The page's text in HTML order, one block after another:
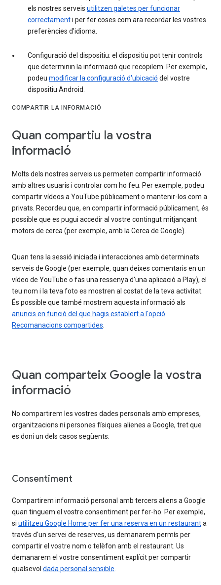
els nostres serveis utilitzen galetes per funcionar
correctamenti per fer coses com ara recordar les vostres
preferències d'idioma.
Configuració del dispositiu: el dispositiu pot tenir controls
que determinin la informació que recopilem. Per exemple,
podeu modificar la configuració d'ubicació del vostre
dispositiu Android.
COMPARTIR LA INFORMACIÓ
Quan compartiu la vostra
informació
Molts dels nostres serveis us permeten compartir informació
amb altres usuaris i controlar com ho feu. Per exemple, podeu
compartir vídeos a YouTube públicament o mantenir-los com a
privats. Recordeu que, en compartir informació públicament, és
possible que es pugui accedir al vostre contingut mitjançant
motors de cerca (per exemple, amb la Cerca de Google).
Quan tens la sessió iniciada i interacciones amb determinats
serveis de Google (per exemple, quan deixes comentaris en un
vídeo de YouTube o fas una ressenya d'una aplicació a Play), el
teu nom i la teva foto es mostren al costat de la teva activitat.
És possible que també mostrem aquesta informació als
anuncis en funció del que hagis establert a l'opció
Recomanacions compartides
Quan comparteix Google la vostra
informació
No compartirem les vostres dades personals amb empreses,
organitzacions ni persones físiques alienes a Google, tret que
es doni un dels casos següents:
Consentiment
Compartirem informació personal amb tercers aliens a Google
quan tinguem el vostre consentiment per fer-ho. Per exemple,
si utilitzeu Google Home per fer una reserva en un restauranta
través d'un servei de reserves, us demanarem permís per
compartir el vostre nom o telèfon amb el restaurant. Us
demanarem el vostre consentiment explícit per compartir
qualsevol dada personal sensible